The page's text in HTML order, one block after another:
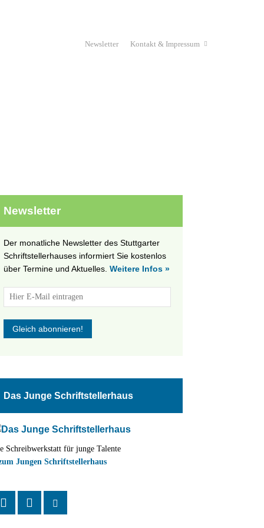
Newsletter Kontakt & Impressum
Newsletter
Der monatliche Newsletter des Stuttgarter
Schriftstellerhauses informiert Sie kostenlos
über Termine und Aktuelles. Weitere Infos »
Das Junge Schriftstellerhaus
Schreibwerkstatt für junge Talente
Jungen Schriftstellerhaus